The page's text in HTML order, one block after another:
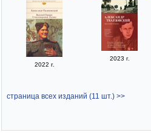
2022 г.
2023 г.
страница всех изданий (11 шт.) >>